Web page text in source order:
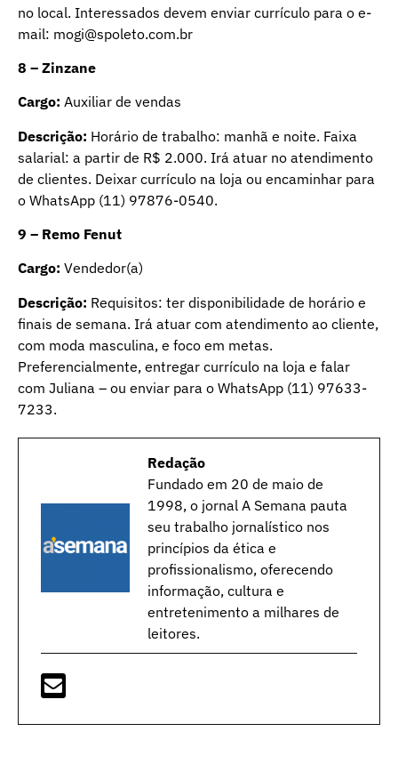
no local. Interessados devem enviar currículo para o e-
mail: mogi@spoleto.com.br
8 – Zinzane
Cargo: Auxiliar de vendas
Descrição: Horário de trabalho: manhã e noite. Faixa
salarial: a partir de R$ 2.000. Irá atuar no atendimento
de clientes. Deixar currículo na loja ou encaminhar para
o WhatsApp (11) 97876-0540.
9 – Remo Fenut
Cargo: Vendedor(a)
Descrição: Requisitos: ter disponibilidade de horário e
finais de semana. Irá atuar com atendimento ao cliente,
com moda masculina, e foco em metas.
Preferencialmente, entregar currículo na loja e falar
com Juliana – ou enviar para o WhatsApp (11) 97633-
7233.
Redação
Fundado em 20 de maio de
1998, o jornal A Semana pauta
seu trabalho jornalístico nos
princípios da ética e
profissionalismo, oferecendo
informação, cultura e
entretenimento a milhares de
leitores.